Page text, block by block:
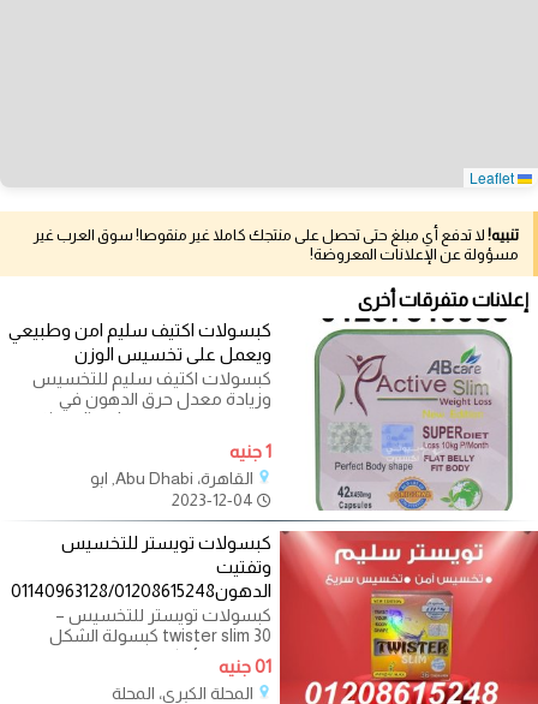
تنبيه! لا تدفع أي مبلغ حتى تحصل على منتجك كاملا غير منقوصا! سوق العرب غير
مسؤولة عن الإعلانات المعروضة!
إعلانات متفرقات أخرى
كبسولات اكتيف سليم امن وطبيعي
ويعمل على تخسيس الوزن
كبسولات اكتيف سليم للتخسيس
وزيادة معدل حرق الدهون في
الجسم. تساعد active slim ab care
في سد الشهية بإحساس
1 جنيه
القاهرة، Abu Dhabi, ابو
كبسولات تويستر للتخسيس
وتفتيت
الدهون01140963128/01208615248
كبسولات تويستر للتخسيس –
twister slim 30 كبسولة الشكل
الجديد. فوائد كبسولات تويستر
للتخسيس twister slim.
01 جنيه
المحلة الكبرى، المحلة